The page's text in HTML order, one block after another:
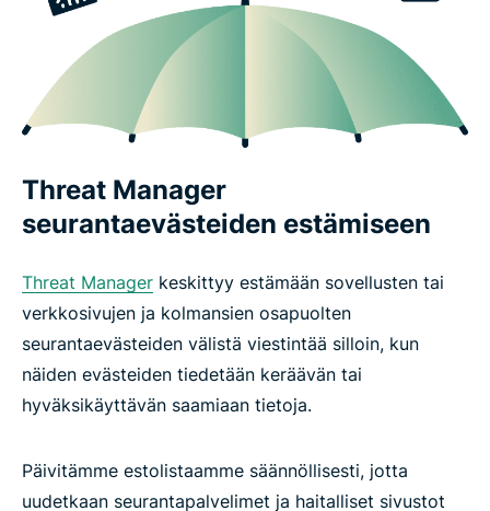
Threat Manager
seurantaevästeiden estämiseen
Threat Manager keskittyy estämään sovellusten tai
verkkosivujen ja kolmansien osapuolten
seurantaevästeiden välistä viestintää silloin, kun
näiden evästeiden tiedetään keräävän tai
hyväksikäyttävän saamiaan tietoja.
Päivitämme estolistaamme säännöllisesti, jotta
uudetkaan seurantapalvelimet ja haitalliset sivustot